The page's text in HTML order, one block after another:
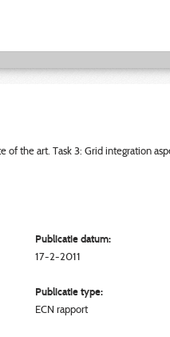
of the art. Task 3: Grid integration
Publicatie datum:
17-2-2011
Publicatie type:
ECN rapport